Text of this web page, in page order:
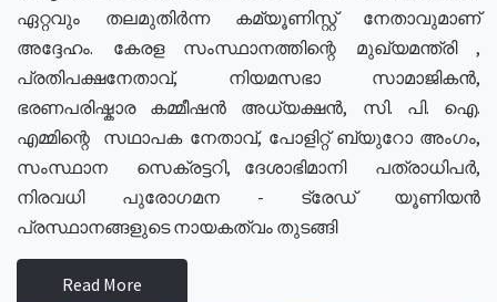
ഏറ്റവും തലമുതിർന്ന കമ്യൂണിസ്റ്റ് നേതാവുമാണ്
അദ്ദേഹം. കേരള സംസ്ഥാനത്തിന്റെ മുഖ്യമന്ത്രി ,
പ്രതിപക്ഷനേതാവ്, നിയമസഭാ സാമാജികൻ,
ഭരണപരിഷ്കാര കമ്മീഷൻ അധ്യക്ഷൻ, സി. പി. ഐ.
എമ്മിന്റെ സഥാപക നേതാവ്, പോളിറ്റ് ബ്യുറോ അംഗം,
സംസ്ഥാന സെക്രട്ടറി, ദേശാഭിമാനി പത്രാധിപർ,
നിരവധി പുരോഗമന - ട്രേഡ് യൂണിയൻ
പ്രസ്ഥാനങ്ങളുടെ നായകത്വം തുടങ്ങി
Read More